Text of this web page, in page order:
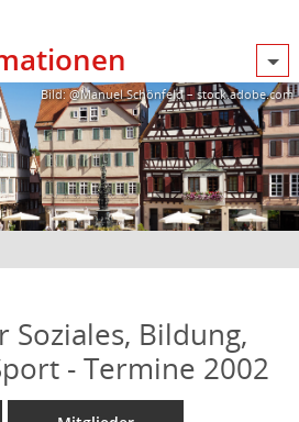
Bild: @Manuel Schönfeld – stock.adobe.com
Soziales, Bildung,
- Termine 2002